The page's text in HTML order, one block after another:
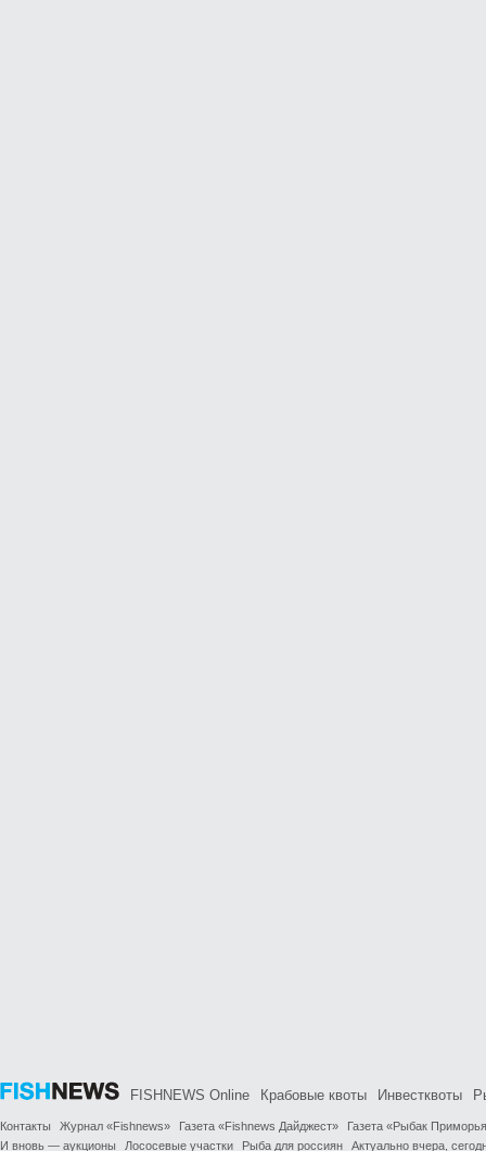
FISHNEWS Online Крабовые квоты Инвестквоты
Контакты Журнал «Fishnews» Газета «Fishnews Дайджест»
Газета «Рыбак
И вновь — аукционы
Лососевые участки Рыба для россиян Актуально вчера,